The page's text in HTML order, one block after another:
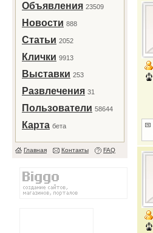
Объявления 23509
Новости 888
Статьи 2052
Клички 9913
Выставки 253
Развлечения 31
Пользователи 58644
Карта бета
Главная Контакты FAQ